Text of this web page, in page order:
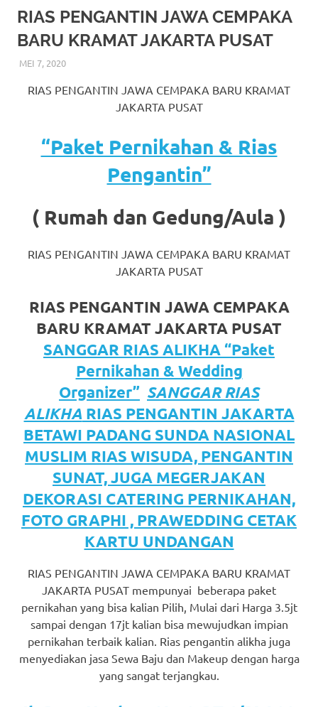
More
hints
rolex
replica.
website
https://www.watchesf.com
more
https://www.watchesb.com.
these
guys
https://
comment
here
replica
watches.
favorite
RIAS PENGANTIN JAWA CEMPAKA
BARU KRAMAT JAKARTA PUSAT
MEI 7, 2020RIASALIKHA
AKAD NIKAH
MUSLIM,PAKET DEKORASI PELAMINAN,PAKET RIAS
PENGANTIN MURAH,RIAS, RIAS PENGANTIN
RIAS PENGANTIN JAWA CEMPAKA BARU KRAMAT
JAKARTA PUSAT
“Paket Pernikahan & Rias
Pengantin”
( Rumah dan Gedung/Aula )
RIAS PENGANTIN JAWA CEMPAKA BARU KRAMAT
JAKARTA PUSAT
RIAS PENGANTIN JAWA CEMPAKA
BARU KRAMAT JAKARTA PUSAT
SANGGAR RIAS ALIKHA “Paket
Pernikahan & Wedding
Organizer” SANGGAR RIAS
ALIKHA RIAS PENGANTIN JAKARTA
BETAWI PADANG SUNDA NASIONAL
MUSLIM RIAS WISUDA, PENGANTIN
SUNAT, JUGA MEGERJAKAN
DEKORASI CATERING PERNIKAHAN,
FOTO GRAPHI , PRAWEDDING CETAK
KARTU UNDANGAN
RIAS PENGANTIN JAWA CEMPAKA BARU KRAMAT
JAKARTA PUSAT mempunyai beberapa paket
pernikahan yang bisa kalian Pilih, Mulai dari Harga 3.5jt
sampai dengan 17jt kalian bisa mewujudkan impian
pernikahan terbaik kalian. Rias pengantin alikha juga
menyediakan jasa Sewa Baju dan Makeup dengan harga
yang sangat terjangkau.